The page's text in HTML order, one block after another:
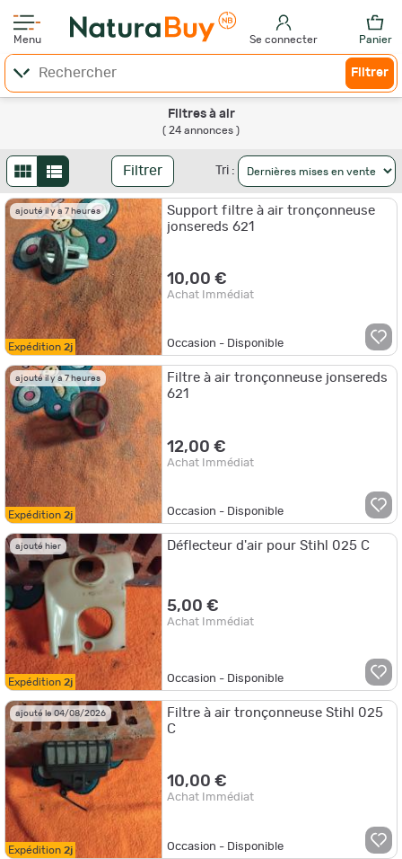
Menu Se connecter Panier
Filtrer
Filtres à air
( 24 annonces )
Filtrer Tri :
ajouté il y a 7 heures
Expédition 2j
Support filtre à air tronçonneuse
jonsereds 621
10,00 €
Achat Immédiat
Occasion - Disponible
ajouté il y a 7 heures
Expédition 2j
Filtre à air tronçonneuse jonsereds
621
12,00 €
Achat Immédiat
Occasion - Disponible
ajouté hier
Expédition 2j
Déflecteur d'air pour Stihl 025 C
5,00 €
Achat Immédiat
Occasion - Disponible
ajouté le 04/08/2026
Expédition 2j
Filtre à air tronçonneuse Stihl 025
C
10,00 €
Achat Immédiat
Occasion - Disponible